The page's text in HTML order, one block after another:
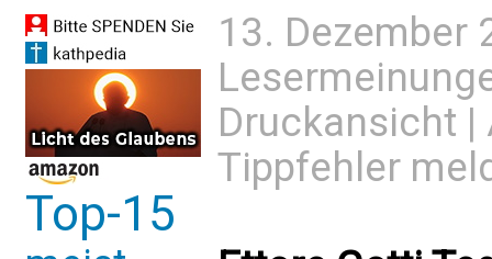
Top-15
13. Dezember
Druckansicht |
Tippfehler